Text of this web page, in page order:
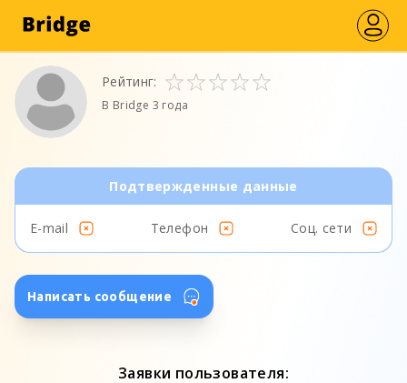
Рейтинг:
В Bridge 3 года
Подтвержденные данные
E-mail Телефон Соц. сети
Написать сообщение
Заявки пользователя: